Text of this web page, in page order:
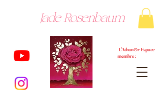
Jade Rosenbaum
L'Athan⊙r Espace
membre :